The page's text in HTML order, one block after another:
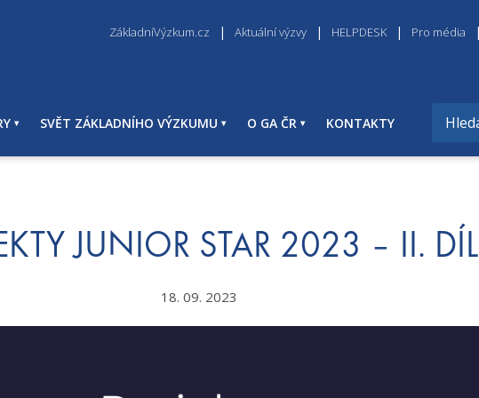
ZákladníVýzkum.cz Aktuální výzvy HELPDESK Pro média
SVĚT ZÁKLADNÍHO VÝZKUMU O GA ČR KONTAKTY
JUNIOR STAR 2023 – II. DÍL
18. 09. 2023